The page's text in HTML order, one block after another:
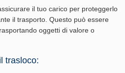
il tuo carico per proteggerlo
il trasporto. Questo può essere
oggetti di valore o
trasloco: